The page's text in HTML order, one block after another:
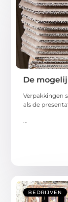
De
Verpakkingen
als de
BEDRIJVEN